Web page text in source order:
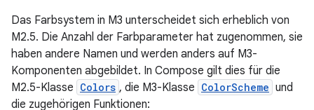
Das Farbsystem in M3 unterscheidet sich erheblich von
M2.5. Die Anzahl der Farbparameter hat zugenommen, sie
haben andere Namen und werden anders auf M3-
Komponenten abgebildet. In Compose gilt dies für die
M2.5-Klasse Colors , die M3-Klasse ColorScheme und
die zugehörigen Funktionen: